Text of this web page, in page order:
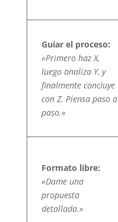
Guiar el proceso:
«Primero haz X,
luego analiza Y, y
finalmente concluye
con Z. Piensa paso a
paso.»
Formato libre:
«Dame una
propuesta
detallada.»